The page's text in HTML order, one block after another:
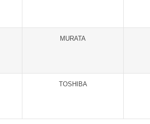
MURATA
TOSHIBA